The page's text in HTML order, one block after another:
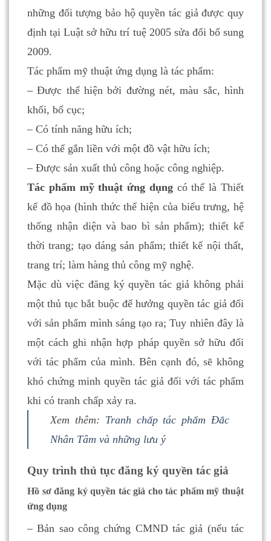
những đối tượng bảo hộ quyền tác giả được quy
định tại Luật sở hữu trí tuệ 2005 sửa đổi bổ sung
2009.
Tác phẩm mỹ thuật ứng dụng là tác phẩm:
– Được thể hiện bởi đường nét, màu sắc, hình
khối, bố cục;
– Có tính năng hữu ích;
– Có thể gắn liền với một đồ vật hữu ích;
– Được sản xuất thủ công hoặc công nghiệp.
Tác phẩm mỹ thuật ứng dụng có thể là Thiết
kế đồ họa (hình thức thể hiện của biểu trưng, hệ
thống nhận diện và bao bì sản phẩm); thiết kế
thời trang; tạo dáng sản phẩm; thiết kế nội thất,
trang trí; làm hàng thủ công mỹ nghệ.
Mặc dù việc đăng ký quyền tác giả không phải
một thủ tục bắt buộc để hưởng quyền tác giả đối
với sản phẩm mình sáng tạo ra; Tuy nhiên đây là
một cách ghi nhận hợp pháp quyền sở hữu đối
với tác phẩm của mình. Bên cạnh đó, sẽ không
khó chứng minh quyền tác giả đối với tác phẩm
khi có tranh chấp xảy ra.
Xem thêm: Tranh chấp tác phẩm Đắc
Nhân Tâm và những lưu ý
Quy trình thủ tục đăng ký quyền tác giả
Hồ sơ đăng ký quyền tác giả cho tác phẩm mỹ thuật
ứng dụng
– Bản sao công chứng CMND tác giả (nếu tác